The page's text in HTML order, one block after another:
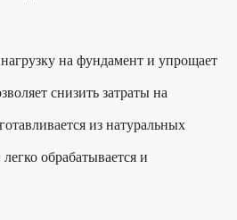
на фундамент и упрощает
снизить затраты на
из натуральных
легко обрабатывается и